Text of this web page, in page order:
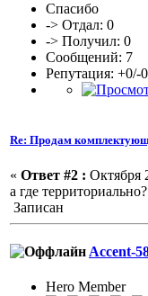
Спасибо
-> Отдал: 0
-> Получил: 0
Сообщений: 7
Репутация: +0/-0
Re: Продам
« Ответ #2 : Октября
а где территориально?
Записан
Accent-
Hero Member